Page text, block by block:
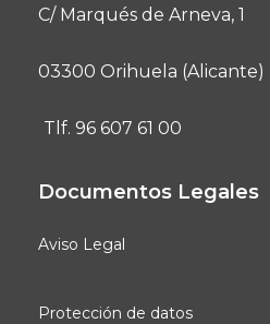
C/ Marqués de Arneva, 1
03300 Orihuela (Alicante)
Tlf. 96 607 61 00
Documentos Legales
Aviso Legal
Protección de datos